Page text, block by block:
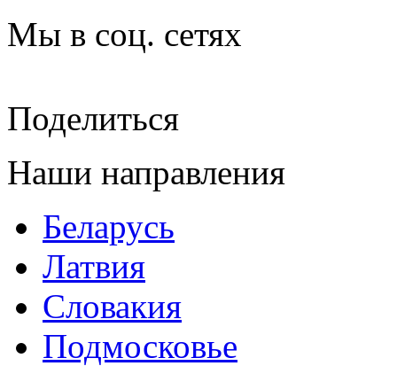
Мы в соц. сетях
Поделиться
Наши направления
Беларусь
Латвия
Словакия
Подмосковье